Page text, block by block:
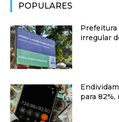
POPULARES
Prefeitura
irregular
para